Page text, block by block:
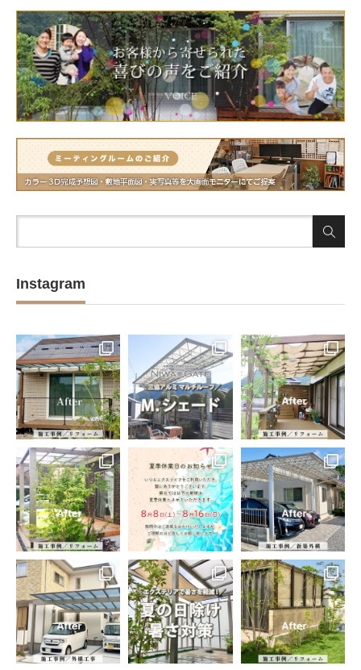
Instagram